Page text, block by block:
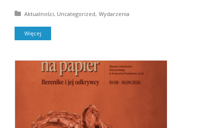
Posted in:
Aktualności Uncategorized Wydarzenia
Więcej